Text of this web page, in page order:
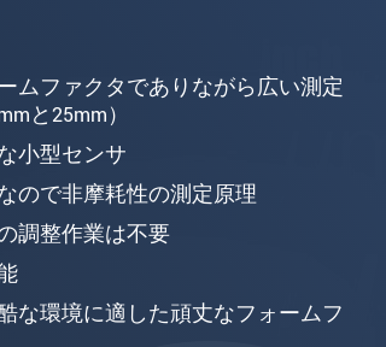
ムファクタでありながら広い測定
と25mm）
小型センサ
ので非摩耗性の測定原理
調整作業は不要
な環境に適した頑丈なフォームフ